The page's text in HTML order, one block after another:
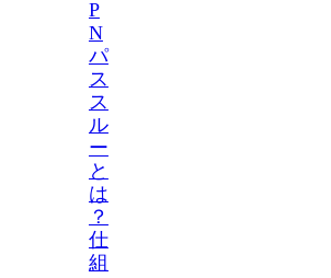
P
N
パ
ス
ス
ル
ー
と
は
？
仕
組